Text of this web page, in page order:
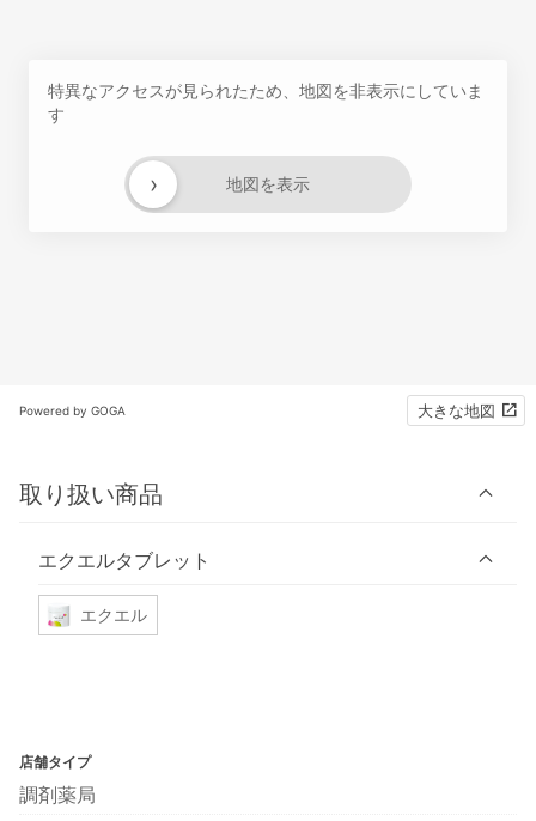
特異なアクセスが見られたため、地図を非表示にしていま
す
地図を表示
›
Powered by GOGA 大きな地図
取り扱い商品
エクエルタブレット
エクエル
店舗タイプ
調剤薬局